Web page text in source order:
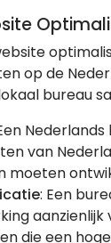
op de
bureau
van
moeten
: Een
die een